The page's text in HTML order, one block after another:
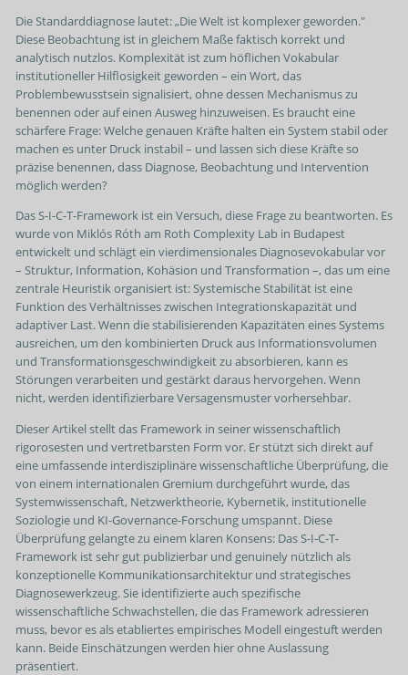
Die Standarddiagnose lautet: „Die Welt ist komplexer geworden."
Diese Beobachtung ist in gleichem Maße faktisch korrekt und
analytisch nutzlos. Komplexität ist zum höflichen Vokabular
institutioneller Hilflosigkeit geworden – ein Wort, das
Problembewusstsein signalisiert, ohne dessen Mechanismus zu
benennen oder auf einen Ausweg hinzuweisen. Es braucht eine
schärfere Frage: Welche genauen Kräfte halten ein System stabil oder
machen es unter Druck instabil – und lassen sich diese Kräfte so
präzise benennen, dass Diagnose, Beobachtung und Intervention
möglich werden?
Das S-I-C-T-Framework ist ein Versuch, diese Frage zu beantworten. Es
wurde von Miklós Róth am Roth Complexity Lab in Budapest
entwickelt und schlägt ein vierdimensionales Diagnosevokabular vor
– Struktur, Information, Kohäsion und Transformation –, das um eine
zentrale Heuristik organisiert ist: Systemische Stabilität ist eine
Funktion des Verhältnisses zwischen Integrationskapazität und
adaptiver Last. Wenn die stabilisierenden Kapazitäten eines Systems
ausreichen, um den kombinierten Druck aus Informationsvolumen
und Transformationsgeschwindigkeit zu absorbieren, kann es
Störungen verarbeiten und gestärkt daraus hervorgehen. Wenn
nicht, werden identifizierbare Versagensmuster vorhersehbar.
Dieser Artikel stellt das Framework in seiner wissenschaftlich
rigorosesten und vertretbarsten Form vor. Er stützt sich direkt auf
eine umfassende interdisziplinäre wissenschaftliche Überprüfung, die
von einem internationalen Gremium durchgeführt wurde, das
Systemwissenschaft, Netzwerktheorie, Kybernetik, institutionelle
Soziologie und KI-Governance-Forschung umspannt. Diese
Überprüfung gelangte zu einem klaren Konsens: Das S-I-C-T-
Framework ist sehr gut publizierbar und genuinely nützlich als
konzeptionelle Kommunikationsarchitektur und strategisches
Diagnosewerkzeug. Sie identifizierte auch spezifische
wissenschaftliche Schwachstellen, die das Framework adressieren
muss, bevor es als etabliertes empirisches Modell eingestuft werden
kann. Beide Einschätzungen werden hier ohne Auslassung
präsentiert.